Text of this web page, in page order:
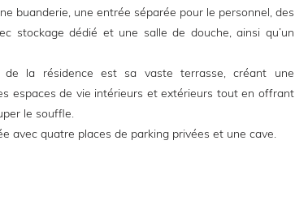
buanderie, une entrée séparée pour le personnel, des
stockage dédié et une salle de douche, ainsi qu’un
de la résidence est sa vaste terrasse, créant une
espaces de vie intérieurs et extérieurs tout en offrant
le souffle.
avec quatre places de parking privées et une cave.